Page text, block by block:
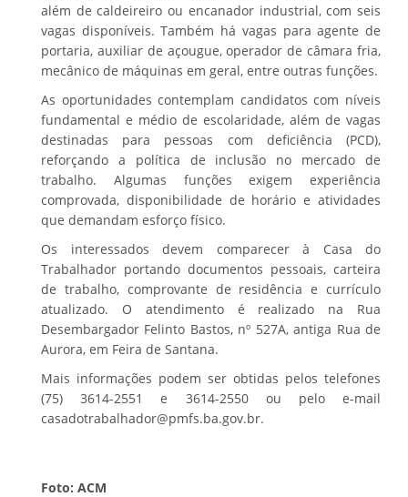
além de caldeireiro ou encanador industrial, com seis
vagas disponíveis. Também há vagas para agente de
portaria, auxiliar de açougue, operador de câmara fria,
mecânico de máquinas em geral, entre outras funções.
As oportunidades contemplam candidatos com níveis
fundamental e médio de escolaridade, além de vagas
destinadas para pessoas com deficiência (PCD),
reforçando a política de inclusão no mercado de
trabalho. Algumas funções exigem experiência
comprovada, disponibilidade de horário e atividades
que demandam esforço físico.
Os interessados devem comparecer à Casa do
Trabalhador portando documentos pessoais, carteira
de trabalho, comprovante de residência e currículo
atualizado. O atendimento é realizado na Rua
Desembargador Felinto Bastos, nº 527A, antiga Rua de
Aurora, em Feira de Santana.
Mais informações podem ser obtidas pelos telefones
(75) 3614-2551 e 3614-2550 ou pelo e-mail
casadotrabalhador@pmfs.ba.gov.br.
Foto: ACM